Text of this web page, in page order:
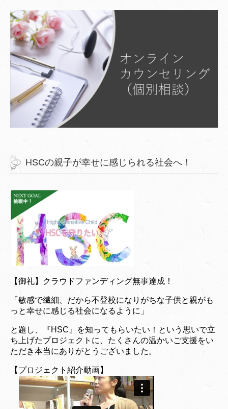
HSCの親子が幸せに感じられる社会へ！
【御礼】クラウドファンディング無事達成！
「敏感で繊細、だから不登校になりがちな子供と親がも
っと幸せに感じる社会になるように」
と題し、『HSC』を知ってもらいたい！という思いで立
ち上げたプロジェクトに、たくさんの温かいご支援をい
ただき本当にありがとうございました。
【プロジェクト紹介動画】